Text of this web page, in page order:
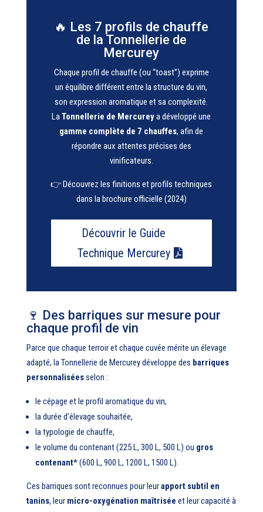
🔥 Les 7 profils de chauffe
de la Tonnellerie de
Mercurey
Chaque profil de chauffe (ou “toast”) exprime
un équilibre différent entre la structure du vin,
son expression aromatique et sa complexité.
LaTonnellerie de Mercureya développé une
gamme complète de 7 chauffes, afin de
répondre aux attentes précises des
vinificateurs.
👉 Découvrez les finitions et profils techniques
dans la brochure officielle (2024)
Découvrir le Guide
Technique Mercurey
🍷 Des barriques sur mesure pour
chaque profil de vin
Parce que chaque terroir et chaque cuvée mérite un élevage
adapté, la Tonnellerie de Mercurey développe des barriques
personnaliséesselon :
le cépage et le profil aromatique du vin,
la durée d’élevage souhaitée,
la typologie de chauffe,
le volume du contenant (225 L, 300 L, 500 L) ou gros
contenant*(600 L, 900 L, 1200 L, 1500 L).
Ces barriques sont reconnues pour leurapport subtil en
tanins, leur micro-oxygénation maîtrisée et leur capacité à